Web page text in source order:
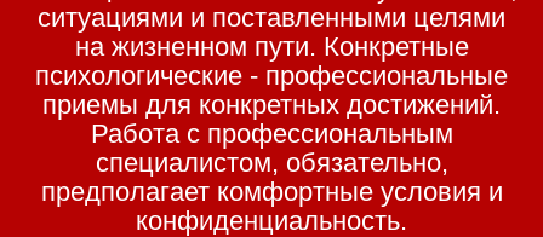
ситуациями и поставленными целями
на жизненном пути. Конкретные
психологические - профессиональные
приемы для конкретных достижений.
Работа с профессиональным
специалистом, обязательно,
предполагает комфортные условия и
конфиденциальность.